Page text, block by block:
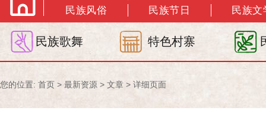
民族风俗
民族节日 民族文
民族歌舞 特色村寨
您的位置: 首页 > 最新资源 > 文章 > 详细页面